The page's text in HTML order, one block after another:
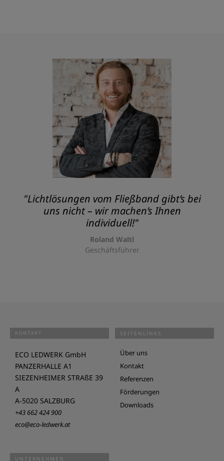
"Lichtlösungen vom Fließband gibt’s bei
uns nicht – wir machen’s Ihnen
individuell!"
Roland Waltl
Geschäftsführer
KONTAKT
ECO LEDWERK GmbH
PANZERHALLE A1
SIEZENHEIMER STRAßE 39
A
A-5020 SALZBURG
+43 662 424 900
eco@eco-ledwerk.at
SEITENLINKS
Über uns
Kontakt
Referenzen
Förderungen
Downloads
UNTERNEHMEN